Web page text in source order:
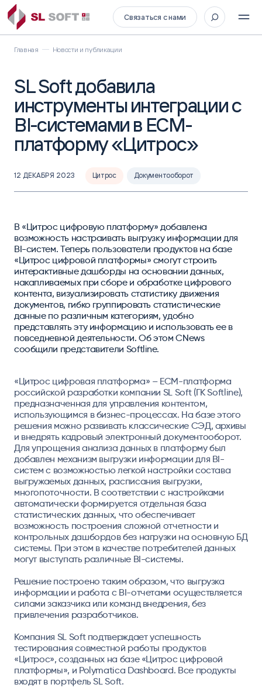
Связаться с нами
Главная Новости и публикации
SL Soft добавила
инструменты интеграции с
BI-системами в ECM-
платформу «Цитрос»
12 ДЕКАБРЯ 2023 Цитрос Документооборот
В «Цитрос цифровую платформу» добавлена
возможность настраивать выгрузку информации для
BI-систем. Теперь пользователи продуктов на базе
«Цитрос цифровой платформы» смогут строить
интерактивные дашборды на основании данных,
накапливаемых при сборе и обработке цифрового
контента, визуализировать статистику движения
документов, гибко группировать статистические
данные по различным категориям, удобно
представлять эту информацию и использовать ее в
повседневной деятельности. Об этом CNews
сообщили представители Softline.
«Цитрос цифровая платформа» – ЕСМ-платформа
российской разработки компании SL Soft (ГК Softline),
предназначенная для управления контентом,
использующимся в бизнес-процессах. На базе этого
решения можно развивать классические СЭД, архивы
и внедрять кадровый электронный документооборот.
Для упрощения анализа данных в платформу был
добавлен механизм выгрузки информации для BI-
систем с возможностью легкой настройки состава
выгружаемых данных, расписания выгрузки,
многопоточности. В соответствии с настройками
автоматически формируется отдельная база
статистических данных, что обеспечивает
возможность построения сложной отчетности и
контрольных дашбордов без нагрузки на основную БД
системы. При этом в качестве потребителей данных
могут выступать различные BI-системы.
Решение построено таким образом, что выгрузка
информации и работа с BI-отчетами осуществляется
силами заказчика или команд внедрения, без
привлечения разработчиков.
Компания SL Soft подтверждает успешность
тестирования совместной работы продуктов
«Цитрос», созданных на базе «Цитрос цифровой
платформы», и Polymatica Dashboard. Все продукты
входят в портфель SL Soft.